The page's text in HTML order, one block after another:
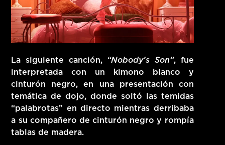
La siguiente canción, “Nobody’s Son”, fue
interpretada con un
kimono blanco y
cinturón negro, en una presentación con
temática dedojo, donde soltó las temidas
“palabrotas” en directo mientras derribaba
a su compañero de cinturón negro y rompía
tablas de madera.